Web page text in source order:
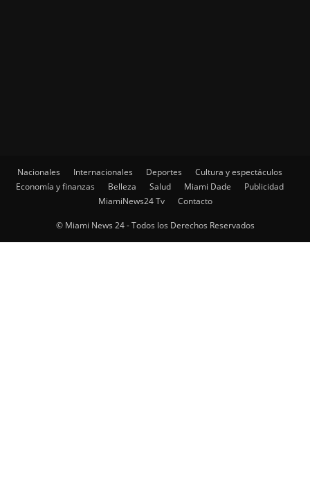
Nacionales Internacionales Deportes
Cultura y espectáculos
Economía y finanzas
Belleza Salud Miami Dade
Publicidad
MiamiNews24 Tv
Contacto
© Miami News 24 - Todos los Derechos Reservados